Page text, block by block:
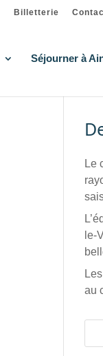
Billetterie
Séjourner à
Le
le-
au